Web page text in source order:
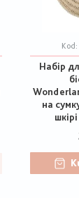
Kod:
Набір
на